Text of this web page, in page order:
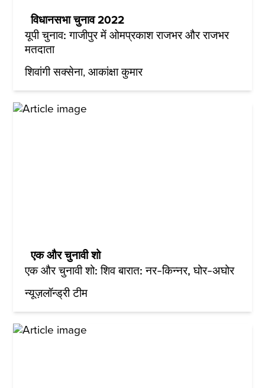
विधानसभा चुनाव 2022
यूपी चुनाव: गाजीपुर में ओमप्रकाश राजभर और राजभर
मतदाता
शिवांगी सक्सेना आकांक्षा कुमार
एक और चुनावी शो
एक और चुनावी शो: शिव बारात: नर-किन्नर, घोर-अघोर
न्यूज़लॉन्ड्री टीम